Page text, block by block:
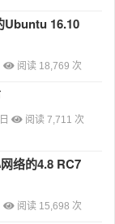
16.10
阅读 18,769 次
阅读 7,711 次
络的4.8 RC7
阅读 15,698 次